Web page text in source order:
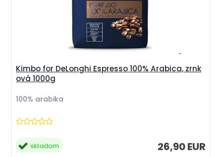
Kimbo for DeLonghi Espresso 100% Arabica, zrnk
ová 1000g
100% arabika
26,90 EUR
skladom